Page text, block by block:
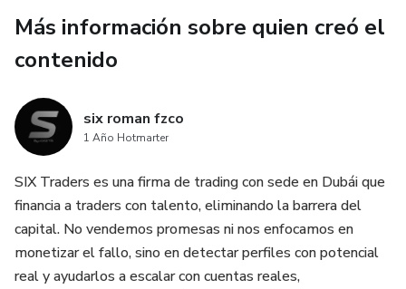
Más información sobre quien creó el
contenido
six roman fzco
1 Año Hotmarter
SIX Traders es una firma de trading con sede en Dubái que
financia a traders con talento, eliminando la barrera del
capital. No vendemos promesas ni nos enfocamos en
monetizar el fallo, sino en detectar perfiles con potencial
real y ayudarlos a escalar con cuentas reales,